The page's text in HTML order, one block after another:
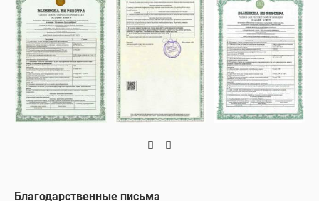
Благодарственные письма